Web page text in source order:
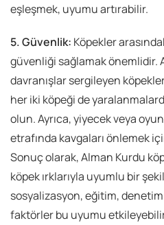
eşleşmek, uyumu artırabilir.
5. Güvenlik: Köpekler
güvenliği sağlamak önemlidir.
davranışlar sergileyen
her iki köpeği de
olun. Ayrıca, yiyecek veya
etrafında kavgaları önlemek
Sonuç olarak, Alman Kurdu
köpek ırklarıyla uyumlu bir
sosyalizasyon, eğitim,
faktörler bu uyumu